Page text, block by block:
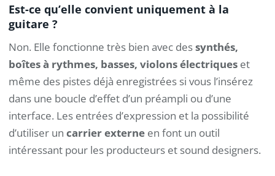
Est-ce qu’elle convient uniquement à la
guitare ?
Non. Elle fonctionne très bien avec dessynthés,
boîtes à rythmes, basses, violons électriques et
même des pistes déjà enregistrées si vous l’insérez
dans une boucle d’effet d’un préampli ou d’une
interface. Les entrées d’expression et la possibilité
d’utiliser un carrier externe en font un outil
intéressant pour les producteurs et sound designers.